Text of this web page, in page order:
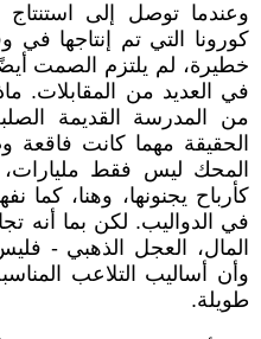
وعندما توصل إلى
كورونا التي تم إنتاجها
خطيرة، لم يلتزم الصمت
في العديد من المقابلات.
من المدرسة القديمة
الحقيقة مهما كانت
المحك ليس فقط مليارات،
كأرباح يجنونها، وهنا، كما
في الدواليب. لكن بما أنه
المال، العجل الذهبي -
وأن أساليب التلاعب
طويلة.